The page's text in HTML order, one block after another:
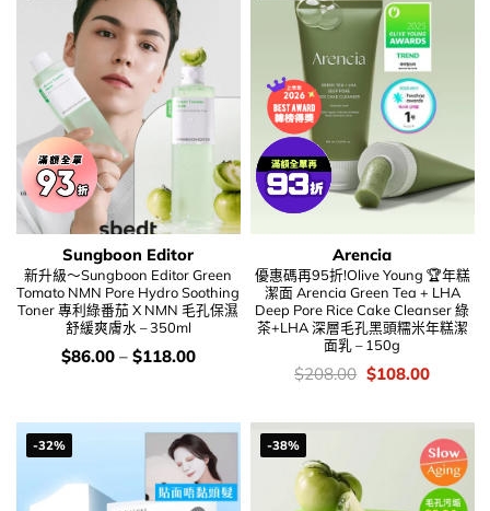
Sungboon Editor
新升級～Sungboon Editor Green
Tomato NMN Pore Hydro Soothing
Toner 專利綠番茄 X NMN 毛孔保濕
舒緩爽膚水 – 350ml
價
錢：
$86.00– $118.00
Arencia
優惠碼再95折!Olive Young 🏆年糕
潔面 Arencia Green Tea + LHA
Deep Pore Rice Cake Cleanser 綠
茶+LHA 深層毛孔黑頭糯米年糕潔
面乳 – 150g
價
錢：
$208.00 Original
price
$208.00.
$108.00Current
-32% -38%